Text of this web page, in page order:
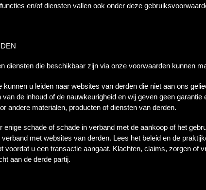
en/of diensten vallen ook onder deze
diensten die beschikbaar zijn via onze voorwaarden kunnen
kunnen u leiden naar websites van derden die niet aan ons
de inhoud of de nauwkeurigheid en wij geven geen
andere materialen, producten of diensten van derden.
enige schade of schade in verband met de aankoop of het
met websites van derden. Lees het beleid en de
voordat u een transactie aangaat. Klachten, claims, zorgen of
aan de derde partij.